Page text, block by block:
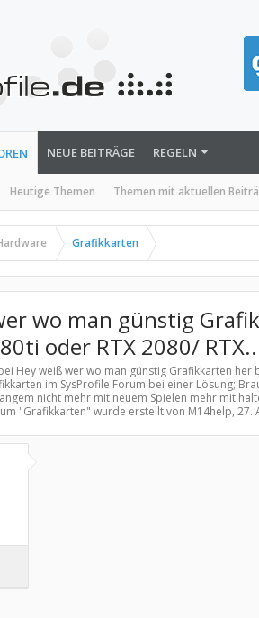
Heutige Themen Themen mit aktuellen
NEUE BEITRÄGE REGELN
Grafikkarten
wo man günstig
oder RTX 2080/
Hey weiß wer wo man günstig Grafikkarten her
im SysProfile Forum bei einer Lösung;
nicht mehr mit neuem Spielen mehr mit
"Grafikkarten" wurde erstellt von M14help, 27.